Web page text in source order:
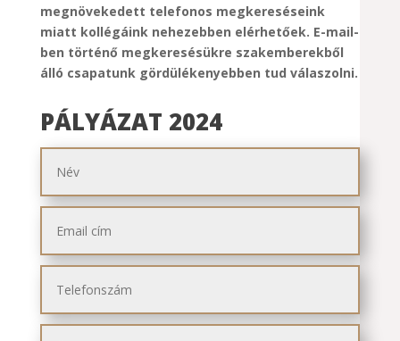
megnövekedett telefonos megkereséseink
miatt kollégáink nehezebben elérhetőek. E-mail-
ben történő megkeresésükre szakemberekből
álló csapatunk gördülékenyebben tud válaszolni.
PÁLYÁZAT 2024